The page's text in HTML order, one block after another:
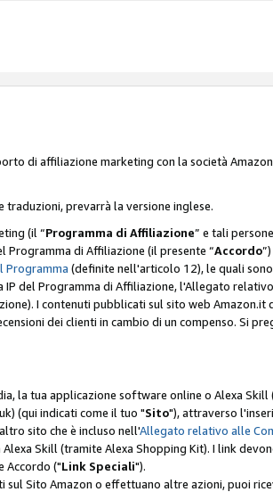
di affiliazione marketing con la società
traduzioni, prevarrà la versione inglese.
(il “Programma di Affiliazione” e tali
Programma di Affiliazione (il presente “Accordo
Programma (definite nell'articolo 12), le quali sono
IP del Programma di Affiliazione, l'Allegato
I contenuti pubblicati sul sito web Amazon.it
dei clienti in cambio di un compenso. Si
la tua applicazione software online o Alexa
(qui indicati come il tuo "Sito"), attraverso
sito che è incluso nell'Allegato relativo alle
Skill (tramite Alexa Shopping Kit). I link
Accordo ("Link Speciali").
Sito Amazon o effettuano altre azioni, puoi